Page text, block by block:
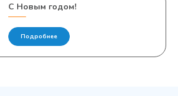
С Новым годом!
Подробнее